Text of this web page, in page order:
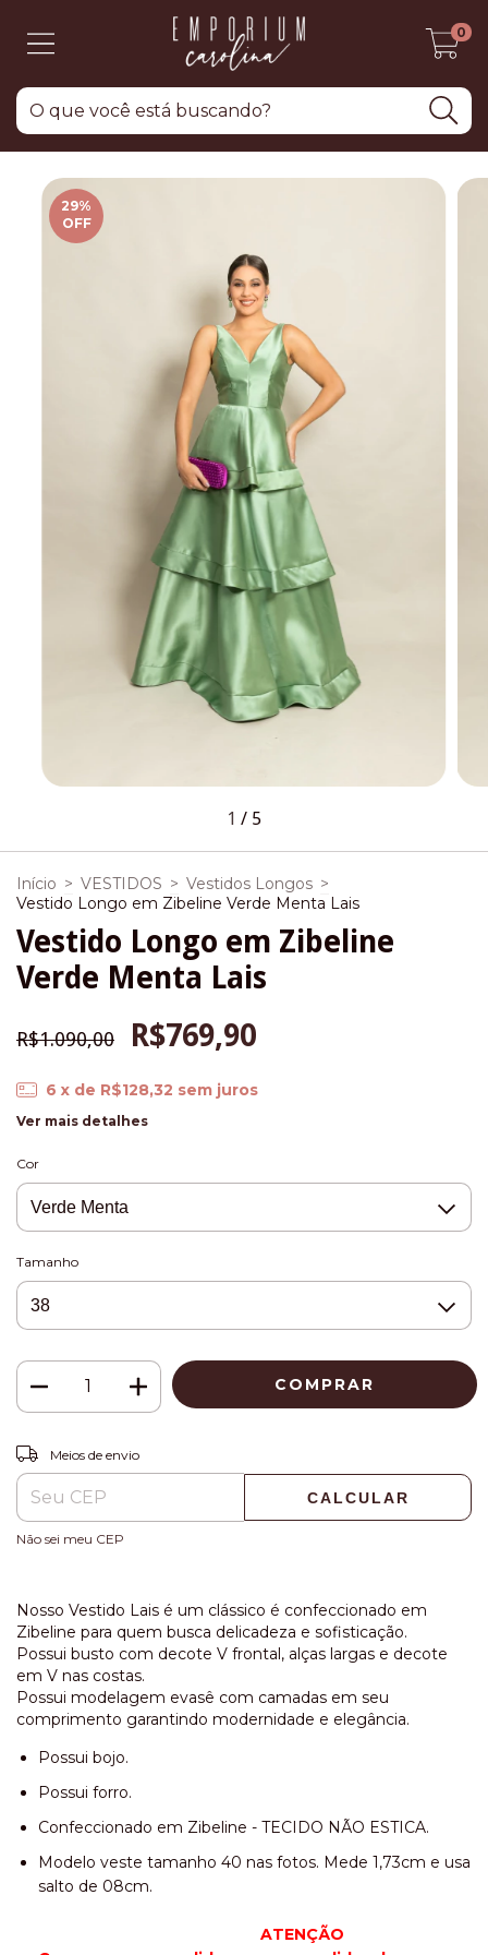
0
29%
OFF
1 / 5
Início > VESTIDOS > Vestidos Longos >
Vestido Longo em Zibeline Verde Menta Lais
Vestido Longo em Zibeline
Verde Menta Lais
R$1.090,00 R$769,90
6 x de R$128,32 sem juros
Ver mais detalhes
Cor
Tamanho
Entregas para o CEP:
Meios de envio
CALCULAR
Não sei meu CEP
Nosso Vestido Lais é um clássico é confeccionado em
Zibeline para quem busca delicadeza e sofisticação.
Possui busto com decote V frontal, alças largas e decote
em V nas costas.
Possui modelagem evasê com camadas em seu
comprimento garantindo modernidade e elegância.
Possui bojo.
Possui forro.
Confeccionado em Zibeline - TECIDO NÃO ESTICA.
Modelo veste tamanho 40 nas fotos. Mede 1,73cm e usa
salto de 08cm.
ATENÇÃO